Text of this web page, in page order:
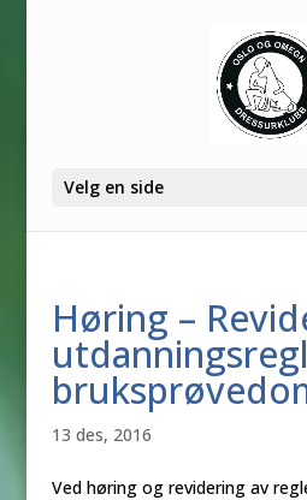
Velg en side
Høring –
13 des, 2016
Ved høring og revidering av